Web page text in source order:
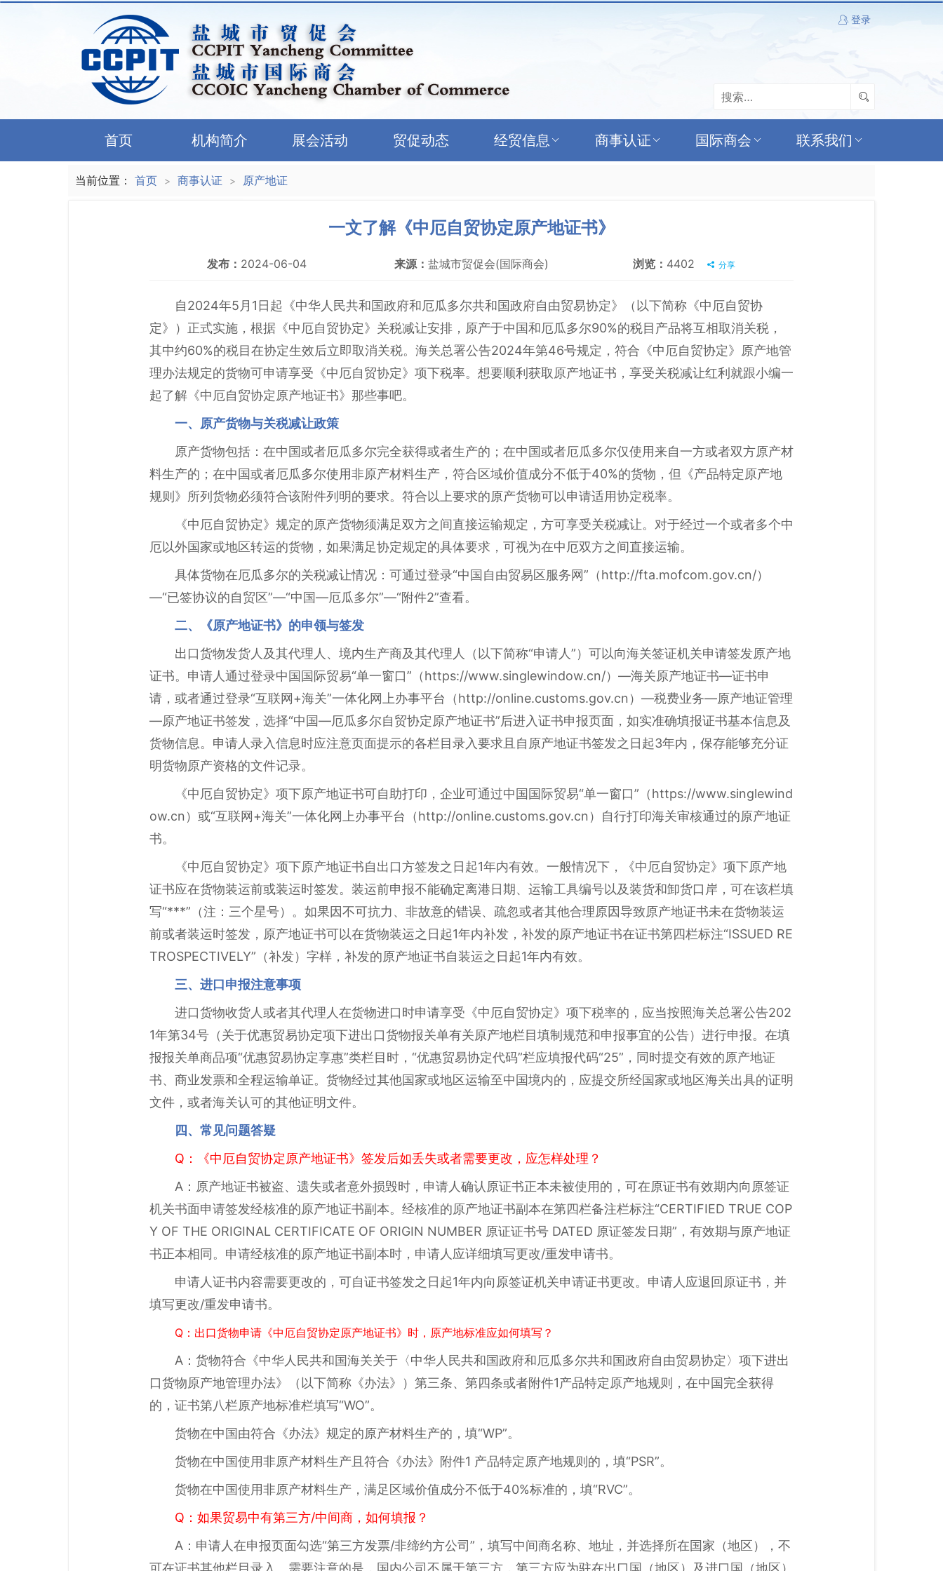
登录
首页 机构简介 展会活动 贸促动态 经贸信息 商事认证 国际商会 联系我们
当前位置： 首页 > 商事认证 > 原产地证
一文了解《中厄自贸协定原产地证书》
发布： 2024-06-04 来源： 盐城市贸促会(国际商会) 浏览： 4402 分享
自2024年5月1日起《中华人民共和国政府和厄瓜多尔共和国政府自由贸易协定》（以下简称《中厄自贸协
定》）正式实施，根据《中厄自贸协定》关税减让安排，原产于中国和厄瓜多尔90%的税目产品将互相取消关税，
其中约60%的税目在协定生效后立即取消关税。海关总署公告2024年第46号规定，符合《中厄自贸协定》原产地管
理办法规定的货物可申请享受《中厄自贸协定》项下税率。想要顺利获取原产地证书，享受关税减让红利就跟小编一
起了解《中厄自贸协定原产地证书》那些事吧。
一、原产货物与关税减让政策
原产货物包括：在中国或者厄瓜多尔完全获得或者生产的；在中国或者厄瓜多尔仅使用来自一方或者双方原产材
料生产的；在中国或者厄瓜多尔使用非原产材料生产，符合区域价值成分不低于40%的货物，但《产品特定原产地
规则》所列货物必须符合该附件列明的要求。符合以上要求的原产货物可以申请适用协定税率。
《中厄自贸协定》规定的原产货物须满足双方之间直接运输规定，方可享受关税减让。对于经过一个或者多个中
厄以外国家或地区转运的货物，如果满足协定规定的具体要求，可视为在中厄双方之间直接运输。
具体货物在厄瓜多尔的关税减让情况：可通过登录“中国自由贸易区服务网”（http://fta.mofcom.gov.cn/）
—“已签协议的自贸区”—“中国—厄瓜多尔”—“附件2”查看。
二、《原产地证书》的申领与签发
出口货物发货人及其代理人、境内生产商及其代理人（以下简称“申请人”）可以向海关签证机关申请签发原产地
证书。申请人通过登录中国国际贸易“单一窗口”（https://www.singlewindow.cn/）—海关原产地证书—证书申
请，或者通过登录“互联网+海关”一体化网上办事平台（http://online.customs.gov.cn）—税费业务—原产地证管理
—原产地证书签发，选择“中国—厄瓜多尔自贸协定原产地证书”后进入证书申报页面，如实准确填报证书基本信息及
货物信息。申请人录入信息时应注意页面提示的各栏目录入要求且自原产地证书签发之日起3年内，保存能够充分证
明货物原产资格的文件记录。
《中厄自贸协定》项下原产地证书可自助打印，企业可通过中国国际贸易“单一窗口”（https://www.singlewind
ow.cn）或“互联网+海关”一体化网上办事平台（http://online.customs.gov.cn）自行打印海关审核通过的原产地证
书。
《中厄自贸协定》项下原产地证书自出口方签发之日起1年内有效。一般情况下，《中厄自贸协定》项下原产地
证书应在货物装运前或装运时签发。装运前申报不能确定离港日期、运输工具编号以及装货和卸货口岸，可在该栏填
写“***”（注：三个星号）。如果因不可抗力、非故意的错误、疏忽或者其他合理原因导致原产地证书未在货物装运
前或者装运时签发，原产地证书可以在货物装运之日起1年内补发，补发的原产地证书在证书第四栏标注“ISSUED RE
TROSPECTIVELY”（补发）字样，补发的原产地证书自装运之日起1年内有效。
三、进口申报注意事项
进口货物收货人或者其代理人在货物进口时申请享受《中厄自贸协定》项下税率的，应当按照海关总署公告202
1年第34号（关于优惠贸易协定项下进出口货物报关单有关原产地栏目填制规范和申报事宜的公告）进行申报。在填
报报关单商品项“优惠贸易协定享惠”类栏目时，“优惠贸易协定代码”栏应填报代码“25”，同时提交有效的原产地证
书、商业发票和全程运输单证。货物经过其他国家或地区运输至中国境内的，应提交所经国家或地区海关出具的证明
文件，或者海关认可的其他证明文件。
四、常见问题答疑
Q：《中厄自贸协定原产地证书》签发后如丢失或者需要更改，应怎样处理？
A：原产地证书被盗、遗失或者意外损毁时，申请人确认原证书正本未被使用的，可在原证书有效期内向原签证
机关书面申请签发经核准的原产地证书副本。经核准的原产地证书副本在第四栏备注栏标注“CERTIFIED TRUE COP
Y OF THE ORIGINAL CERTIFICATE OF ORIGIN NUMBER 原证证书号 DATED 原证签发日期”，有效期与原产地证
书正本相同。申请经核准的原产地证书副本时，申请人应详细填写更改/重发申请书。
申请人证书内容需要更改的，可自证书签发之日起1年内向原签证机关申请证书更改。申请人应退回原证书，并
填写更改/重发申请书。
Q：出口货物申请《中厄自贸协定原产地证书》时，原产地标准应如何填写？
A：货物符合《中华人民共和国海关关于〈中华人民共和国政府和厄瓜多尔共和国政府自由贸易协定〉项下进出
口货物原产地管理办法》（以下简称《办法》）第三条、第四条或者附件1产品特定原产地规则，在中国完全获得
的，证书第八栏原产地标准栏填写“WO”。
货物在中国由符合《办法》规定的原产材料生产的，填“WP”。
货物在中国使用非原产材料生产且符合《办法》附件1 产品特定原产地规则的，填“PSR”。
货物在中国使用非原产材料生产，满足区域价值成分不低于40%标准的，填“RVC”。
Q：如果贸易中有第三方/中间商，如何填报？
A：申请人在申报页面勾选“第三方发票/非缔约方公司”，填写中间商名称、地址，并选择所在国家（地区），不
可在证书其他栏目录入。需要注意的是，国内公司不属于第三方，第三方应为驻在出口国（地区）及进口国（地区）